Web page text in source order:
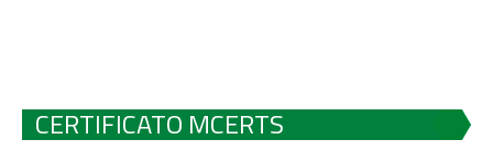
CERTIFICATO MCERTS